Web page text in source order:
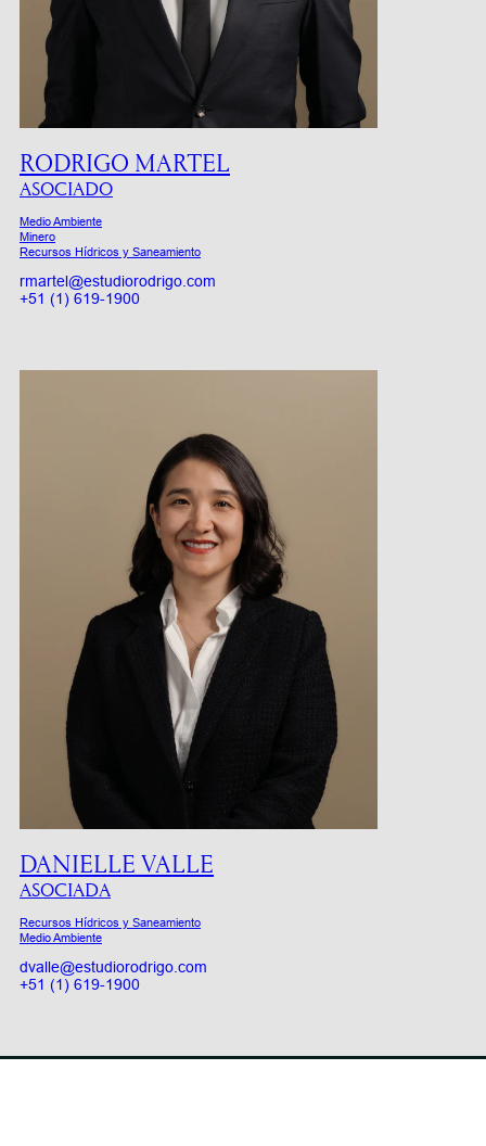
RODRIGO MARTEL
ASOCIADO
Medio Ambiente
Minero
Recursos Hídricos y Saneamiento
rmartel@estudiorodrigo.com
+51 (1) 619-1900
DANIELLE VALLE
ASOCIADA
Recursos Hídricos y Saneamiento
Medio Ambiente
dvalle@estudiorodrigo.com
+51 (1) 619-1900